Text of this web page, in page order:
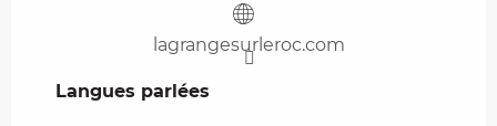
lagrangesurleroc.com
Langues parlées
Langues parlées